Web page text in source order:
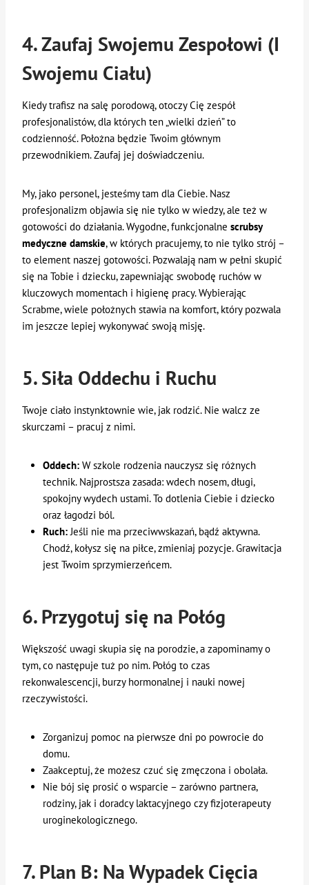
4. Zaufaj Swojemu Zespołowi (I
Swojemu Ciału)
Kiedy trafisz na salę porodową, otoczy Cię zespół
profesjonalistów, dla których ten „wielki dzień” to
codzienność. Położna będzie Twoim głównym
przewodnikiem. Zaufaj jej doświadczeniu.
My, jako personel, jesteśmy tam dla Ciebie. Nasz
profesjonalizm objawia się nie tylko w wiedzy, ale też w
gotowości do działania. Wygodne, funkcjonalne scrubsy
medyczne damskie, w których pracujemy, to nie tylko strój –
to element naszej gotowości. Pozwalają nam w pełni skupić
się na Tobie i dziecku, zapewniając swobodę ruchów w
kluczowych momentach i higienę pracy. Wybierając
Scrabme, wiele położnych stawia na komfort, który pozwala
im jeszcze lepiej wykonywać swoją misję.
5. Siła Oddechu i Ruchu
Twoje ciało instynktownie wie, jak rodzić. Nie walcz ze
skurczami – pracuj z nimi.
Oddech: W szkole rodzenia nauczysz się różnych
technik. Najprostsza zasada: wdech nosem, długi,
spokojny wydech ustami. To dotlenia Ciebie i dziecko
oraz łagodzi ból.
Ruch: Jeśli nie ma przeciwwskazań, bądź aktywna.
Chodź, kołysz się na piłce, zmieniaj pozycje. Grawitacja
jest Twoim sprzymierzeńcem.
6. Przygotuj się na Połóg
Większość uwagi skupia się na porodzie, a zapominamy o
tym, co następuje tuż po nim. Połóg to czas
rekonwalescencji, burzy hormonalnej i nauki nowej
rzeczywistości.
Zorganizuj pomoc na pierwsze dni po powrocie do
domu.
Zaakceptuj, że możesz czuć się zmęczona i obolała.
Nie bój się prosić o wsparcie – zarówno partnera,
rodziny, jak i doradcy laktacyjnego czy fizjoterapeuty
uroginekologicznego.
7. Plan B: Na Wypadek Cięcia